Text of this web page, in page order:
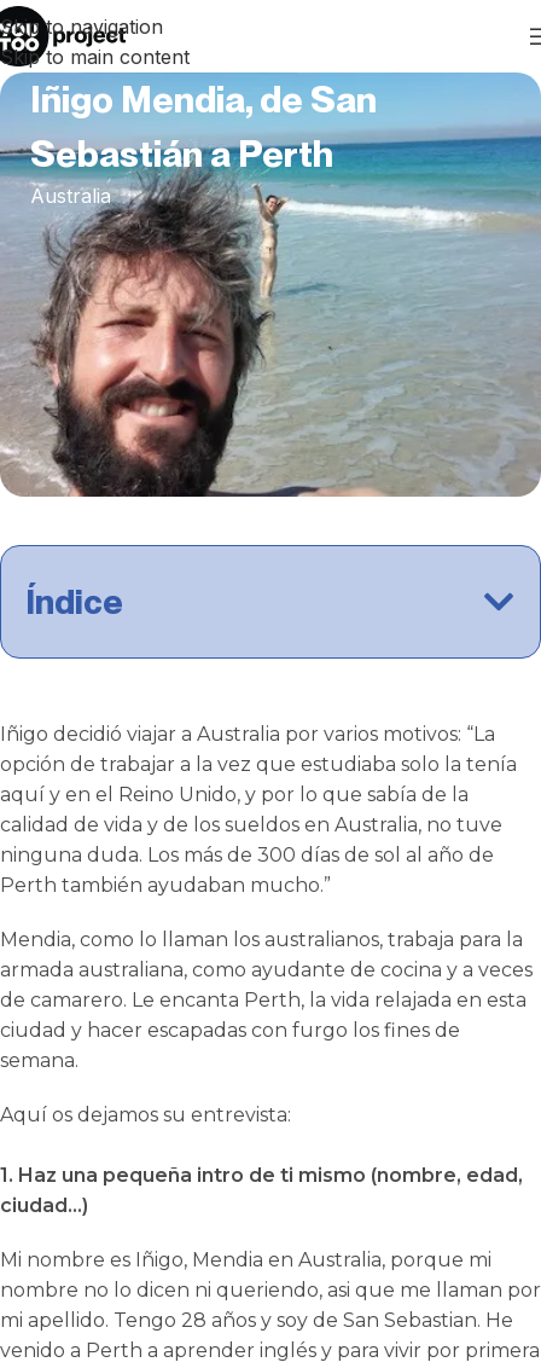
Skip to navigation
Skip to main content
Iñigo Mendia, de San
Sebastián a Perth
Australia
Índice
Iñigo decidió viajar a Australia por varios motivos: “La
opción de trabajar a la vez que estudiaba solo la tenía
aquí y en el Reino Unido, y por lo que sabía de la
calidad de vida y de los sueldos en Australia, no tuve
ninguna duda. Los más de 300 días de sol al año de
Perth también ayudaban mucho.”
Mendia, como lo llaman los australianos, trabaja para la
armada australiana, como ayudante de cocina y a veces
de camarero. Le encanta Perth, la vida relajada en esta
ciudad y hacer escapadas con furgo los fines de
semana.
Aquí os dejamos su entrevista:
1. Haz una pequeña intro de ti mismo (nombre, edad,
ciudad…)
Mi nombre es Iñigo, Mendia en Australia, porque mi
nombre no lo dicen ni queriendo, asi que me llaman por
mi apellido. Tengo 28 años y soy de San Sebastian. He
venido a Perth a aprender inglés y para vivir por primera